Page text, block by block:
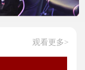
观看更多>